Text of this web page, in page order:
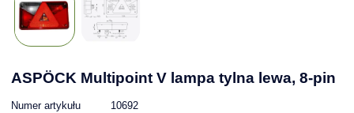
ASPÖCK Multipoint V lampa tylna lewa, 8-pin
Numer artykułu
10692